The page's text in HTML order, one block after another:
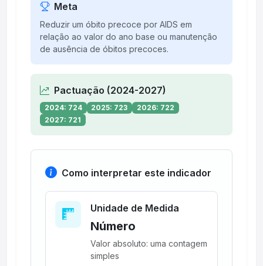
Meta
Reduzir um óbito precoce por AIDS em
relação ao valor do ano base ou manutenção
de ausência de óbitos precoces.
Pactuação (2024-2027)
2024: 724 2025: 723
2026: 722
2027: 721
Como interpretar este indicador
Unidade de Medida
Número
Valor absoluto: uma contagem
simples